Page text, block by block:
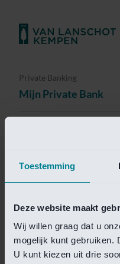
Toestemming
Deze website maakt
Wij willen graag dat u
mogelijk kunt gebruiken.
U kunt kiezen uit drie
Private Banking
Mijn Private Bank
Helaas is